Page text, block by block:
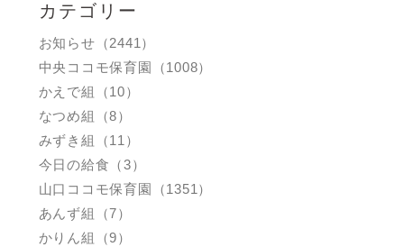
カテゴリー
お知らせ（2441）
中央ココモ保育園（1008）
かえで組（10）
なつめ組（8）
みずき組（11）
今日の給食（3）
山口ココモ保育園（1351）
あんず組（7）
かりん組（9）